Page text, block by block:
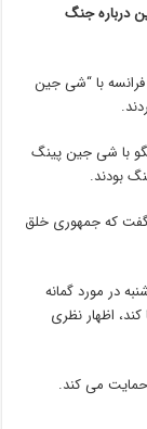
درباره جنگ
با “شی جین
با شی جین پینگ
بودند.
گفت که جمهوری خلق
در مورد گمانه
اظهار نظری
می کند.